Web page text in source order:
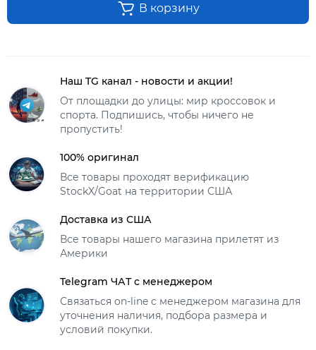
В корзину
Наш TG канал - новости и акции!
От площадки до улицы: мир кроссовок и
спорта. Подпишись, чтобы ничего не
пропустить!
100% оригинал
Все товары проходят верификацию
StockX/Goat на территории США
Доставка из США
Все товары нашего магазина прилетят из
Америки
Telegram ЧАТ с менеджером
Связаться on-line с менеджером магазина для
уточнения наличия, подбора размера и
условий покупки.